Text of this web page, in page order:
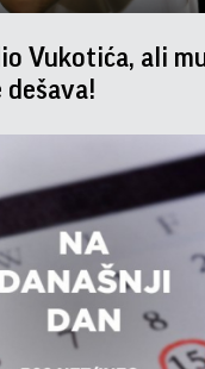
Vukotića, ali
dešava!